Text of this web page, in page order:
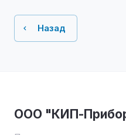
Назад
ООО "КИП-